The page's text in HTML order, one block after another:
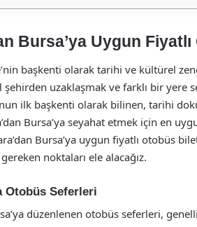
Bursa’ya Uygun
başkenti olarak tarihi ve kültürel
şehirden uzaklaşmak ve farklı bir yere
ilk başkenti olarak bilinen, tarihi
Bursa’ya seyahat etmek için en
Bursa’ya uygun fiyatlı otobüs
noktaları ele alacağız.
Otobüs Seferleri
düzenlenen otobüs seferleri,